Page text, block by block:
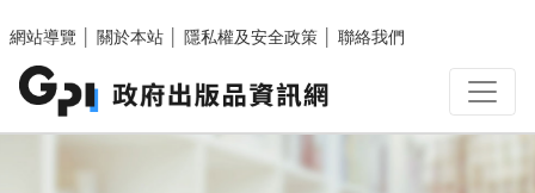
網站導覽
關於本站 隱私權及安全政策 聯絡我們